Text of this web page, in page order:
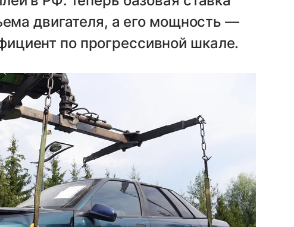
двигателя, а его мощность —
по прогрессивной шкале.